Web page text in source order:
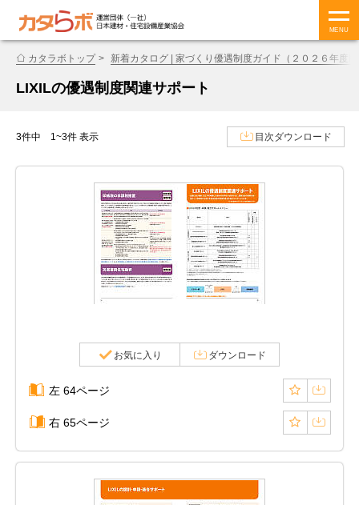
MENU
カタラボトップ 新着カタログ | 家づくり優遇制度ガイド（２０２６年度
LIXILの優遇制度関連サポート
3件中 1~3件 表示 目次ダウンロード
お気に入り ダウンロード
左 64ページ
右 65ページ